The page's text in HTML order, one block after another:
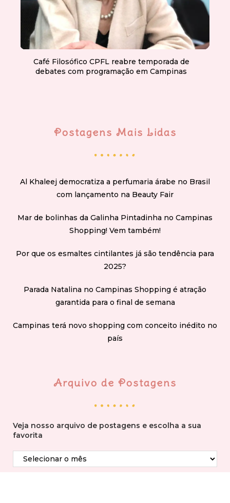
Café Filosófico CPFL reabre temporada de
debates com programação em Campinas
Postagens Mais Lidas
Al Khaleej democratiza a perfumaria árabe no Brasil
com lançamento na Beauty Fair
Mar de bolinhas da Galinha Pintadinha no Campinas
Shopping! Vem também!
Por que os esmaltes cintilantes já são tendência para
2025?
Parada Natalina no Campinas Shopping é atração
garantida para o final de semana
Campinas terá novo shopping com conceito inédito no
país
Arquivo de Postagens
Veja nosso arquivo de postagens e escolha a sua
favorita